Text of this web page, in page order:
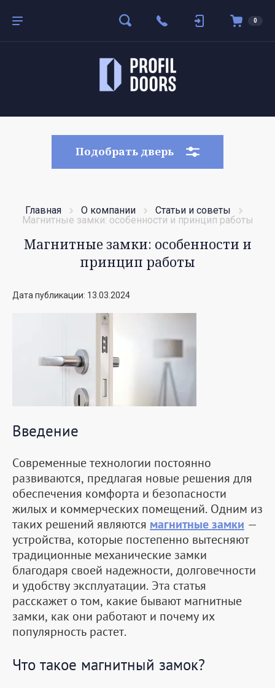
0
Подобрать дверь
Главная О компании
Статьи и советы
Магнитные замки: особенности и принцип работы
Магнитные замки: особенности и
принцип работы
Дата публикации: 13.03.2024
Введение
Современные технологии постоянно
развиваются, предлагая новые решения для
обеспечения комфорта и безопасности
жилых и коммерческих помещений. Одним из
таких решений являются магнитные замки —
устройства, которые постепенно вытесняют
традиционные механические замки
благодаря своей надежности, долговечности
и удобству эксплуатации. Эта статья
расскажет о том, какие бывают магнитные
замки, как они работают и почему их
популярность растет.
Что такое магнитный замок?